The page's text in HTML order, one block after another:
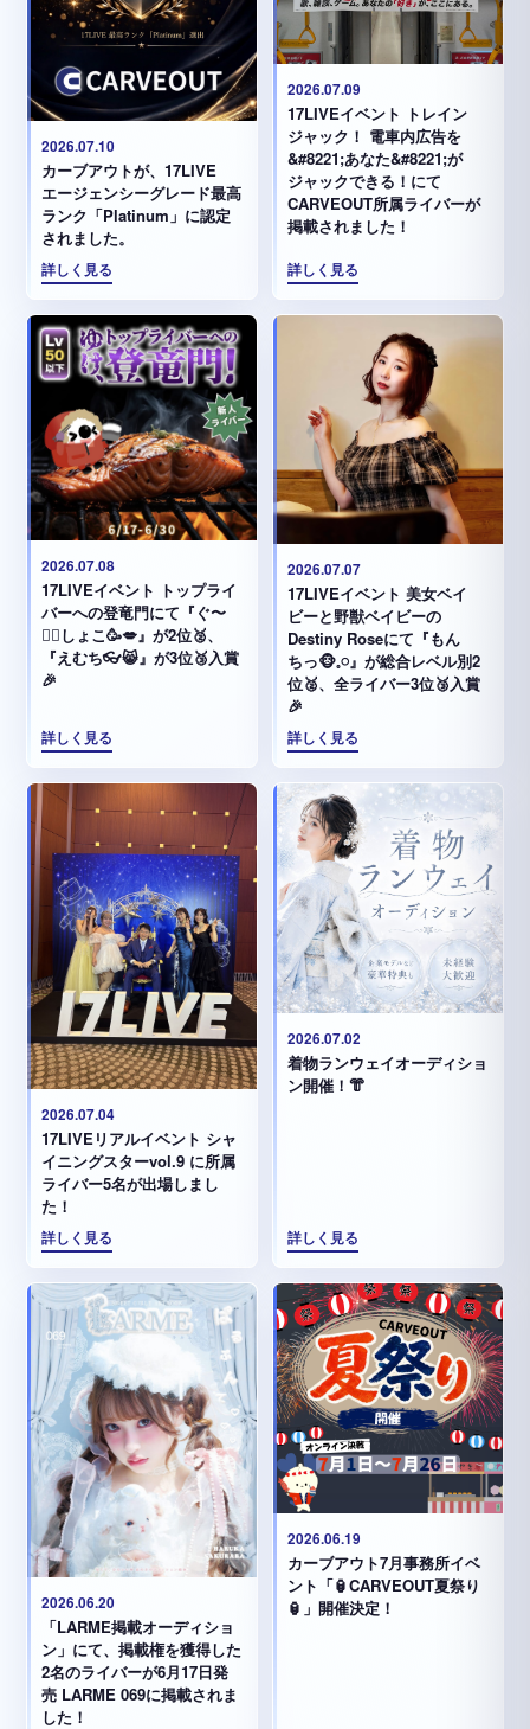
2026.07.10
カーブアウトが、17LIVE
エージェンシーグレード最高
ランク「Platinum」に認定
されました。
詳しく見る
2026.07.09
17LIVEイベント トレイン
ジャック！ 電車内広告を
&#8221;あなた&#8221;が
ジャックできる！にて
CARVEOUT所属ライバーが
掲載されました！
詳しく見る
2026.07.08
17LIVEイベント トップライ
バーへの登竜門にて『ぐ〜
✊🏻‪しょこ🥳💋』が2位🥈、
『えむち👓😸』が3位🥉入賞
🎉
詳しく見る
2026.07.07
17LIVEイベント 美女ベイ
ビーと野獣ベイビーの
Destiny Roseにて『もん
ちっ🐵𓈒𓏸︎︎︎︎』が総合レベル別2
位🥈、全ライバー3位🥉入賞
🎉
詳しく見る
2026.07.04
17LIVEリアルイベント シャ
イニングスターvol.9 に所属
ライバー5名が出場しまし
た！
詳しく見る
2026.07.02
着物ランウェイオーディショ
ン開催！👘
詳しく見る
2026.06.20
「LARME掲載オーディショ
ン」にて、掲載権を獲得した
2名のライバーが6月17日発
売 LARME 069に掲載されま
した！
2026.06.19
カーブアウト7月事務所イベ
ント「🏮CARVEOUT夏祭り
🏮」開催決定！